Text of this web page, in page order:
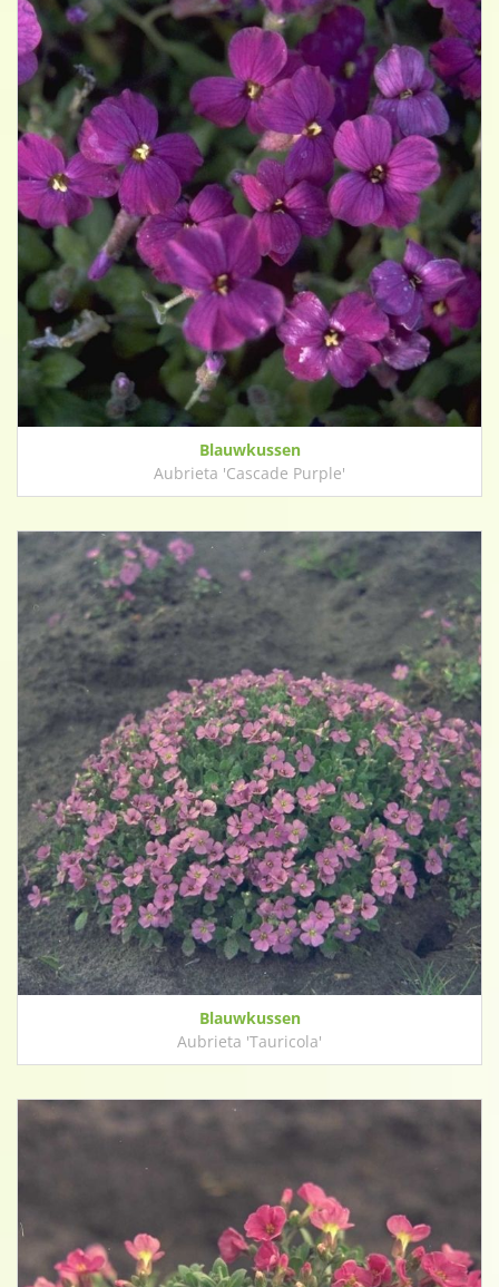
Blauwkussen
Aubrieta 'Cascade Purple'
Blauwkussen
Aubrieta 'Tauricola'